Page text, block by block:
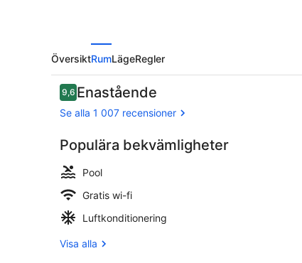
ÖversiktRumLägeRegler
Recensioner
9,69,6 av 10,
Enastående
Se alla 1 007 recensioner
Populära bekvämligheter
Pool
Gratis wi-fi
Luftkonditionering
Visa alla